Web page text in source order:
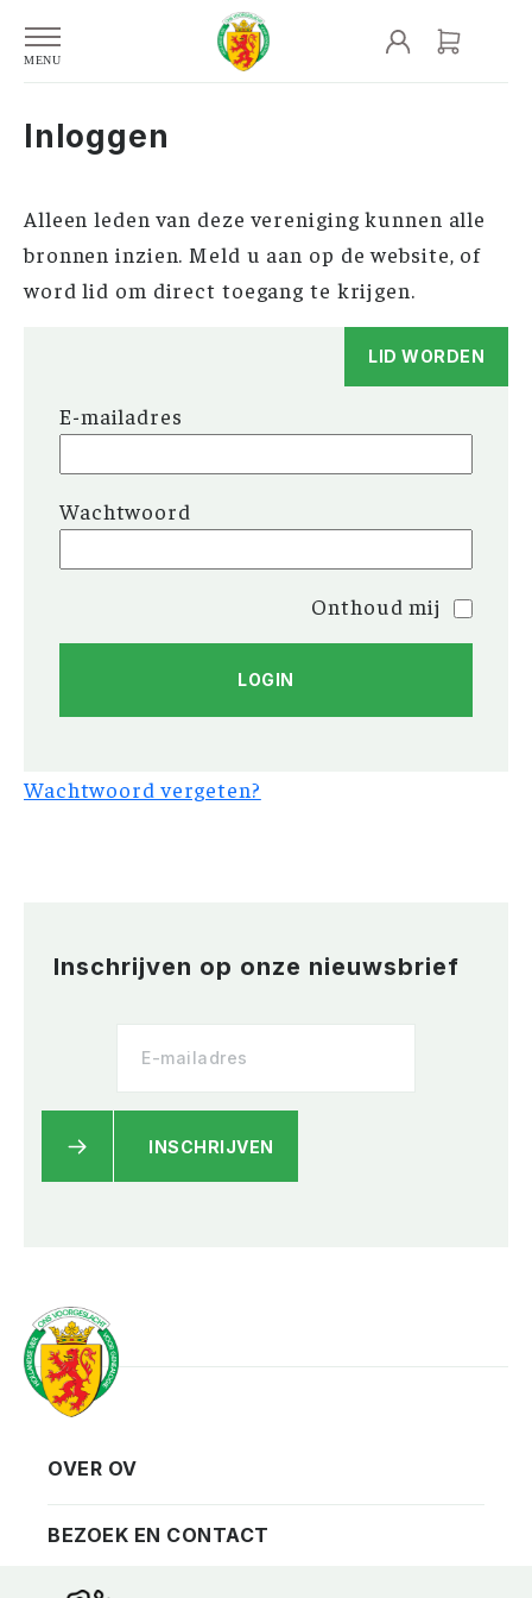
Inloggen
Alleen leden van deze vereniging kunnen alle
bronnen inzien. Meld u aan op de website, of
word lid om direct toegang te krijgen.
LID WORDEN
E-mailadres
Wachtwoord
Onthoud mij
Wachtwoord vergeten?
Inschrijven op onze nieuwsbrief
INSCHRIJVEN
Vereniging
Privacy
Contact
Bezoekadres
OVER OV
BEZOEK EN CONTACT